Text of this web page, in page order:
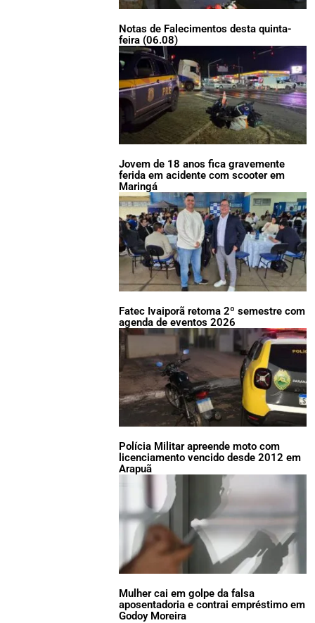
Notas de Falecimentos desta quinta-
feira (06.08)
Jovem de 18 anos fica gravemente
ferida em acidente com scooter em
Maringá
Fatec Ivaiporã retoma 2º semestre com
agenda de eventos 2026
Polícia Militar apreende moto com
licenciamento vencido desde 2012 em
Arapuã
Mulher cai em golpe da falsa
aposentadoria e contrai empréstimo em
Godoy Moreira